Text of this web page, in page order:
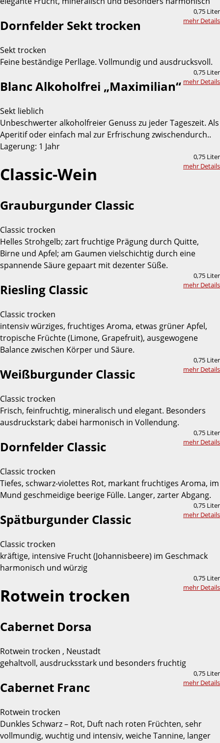
0,75 Liter
mehr Details
Dornfelder Sekt trocken
Sekt trocken
Feine beständige Perllage. Vollmundig und ausdrucksvoll.
0,75 Liter
mehr Details
Blanc Alkoholfrei „Maximilian“
Sekt lieblich
Unbeschwerter alkoholfreier Genuss zu jeder Tageszeit. Als
Aperitif oder einfach mal zur Erfrischung zwischendurch..
Lagerung: 1 Jahr
0,75 Liter
mehr Details
Classic-Wein
Grauburgunder Classic
Classic trocken
Helles Strohgelb; zart fruchtige Prägung durch Quitte,
Birne und Apfel; am Gaumen vielschichtig durch eine
spannende Säure gepaart mit dezenter Süße.
0,75 Liter
mehr Details
Riesling Classic
Classic trocken
intensiv würziges, fruchtiges Aroma, etwas grüner Apfel,
tropische Früchte (Limone, Grapefruit), ausgewogene
Balance zwischen Körper und Säure.
0,75 Liter
mehr Details
Weißburgunder Classic
Classic trocken
Frisch, feinfruchtig, mineralisch und elegant. Besonders
ausdruckstark; dabei harmonisch in Vollendung.
0,75 Liter
mehr Details
Dornfelder Classic
Classic trocken
Tiefes, schwarz-violettes Rot, markant fruchtiges Aroma, im
Mund geschmeidige beerige Fülle. Langer, zarter Abgang.
0,75 Liter
mehr Details
Spätburgunder Classic
Classic trocken
kräftige, intensive Frucht (Johannisbeere) im Geschmack
harmonisch und würzig
0,75 Liter
mehr Details
Rotwein trocken
Cabernet Dorsa
Rotwein trocken , Neustadt
gehaltvoll, ausdrucksstark und besonders fruchtig
0,75 Liter
mehr Details
Cabernet Franc
Rotwein trocken
Dunkles Schwarz – Rot, Duft nach roten Früchten, sehr
vollmundig, wuchtig und intensiv, weiche Tannine, langer